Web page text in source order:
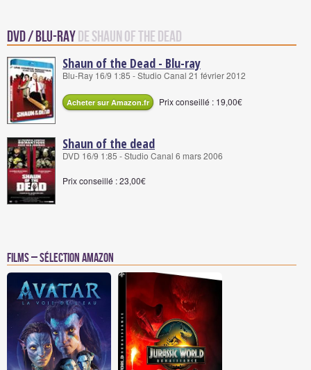
DVD / Blu-Rayde Shaun of the Dead
Shaun of the Dead - Blu-ray
Blu-Ray 16/9 1:85 - Studio Canal 21 février 2012
Acheter sur Amazon.fr Prix conseillé : 19,00€
Shaun of the dead
DVD 16/9 1:85 - Studio Canal 6 mars 2006
Prix conseillé : 23,00€
Films – Sélection Amazon